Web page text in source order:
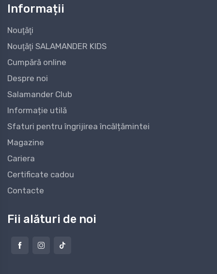
Informații
Nouţăţi
Nouţăţi SALAMANDER KIDS
Cumpără online
Despre noi
Salamander Club
Informație utilă
Sfaturi pentru îngrijirea încălțămintei
Magazine
Cariera
Certificate cadou
Contacte
Fii alături de noi